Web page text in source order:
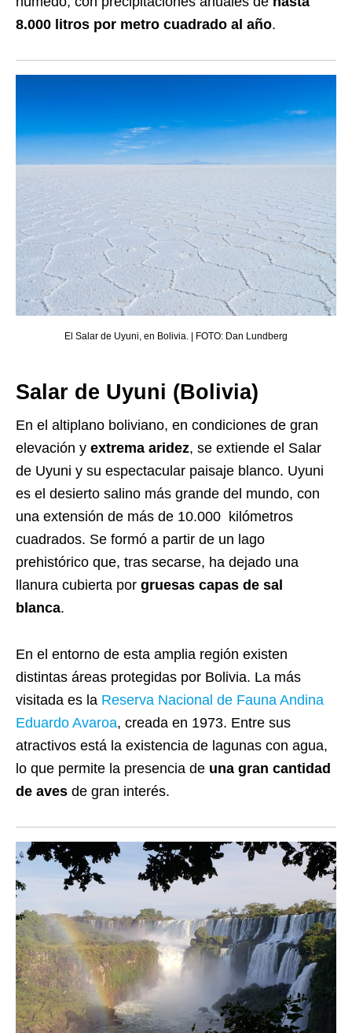
8.000 litros por metro cuadrado al año.
El Salar de Uyuni, en Bolivia. | FOTO: Dan Lundberg
Salar de Uyuni (Bolivia)
En el altiplano boliviano, en condiciones de gran
elevación y extrema aridez, se extiende el Salar
de Uyuni y su espectacular paisaje blanco. Uyuni
es el desierto salino más grande del mundo, con
una extensión de más de 10.000 kilómetros
cuadrados. Se formó a partir de un lago
prehistórico que, tras secarse, ha dejado una
llanura cubierta por gruesas capas de sal
blanca.
En el entorno de esta amplia región existen
distintas áreas protegidas por Bolivia. La más
visitada es la Reserva Nacional de Fauna Andina
Eduardo Avaroa, creada en 1973. Entre sus
atractivos está la existencia de lagunas con agua,
lo que permite la presencia de una gran cantidad
de aves de gran interés.